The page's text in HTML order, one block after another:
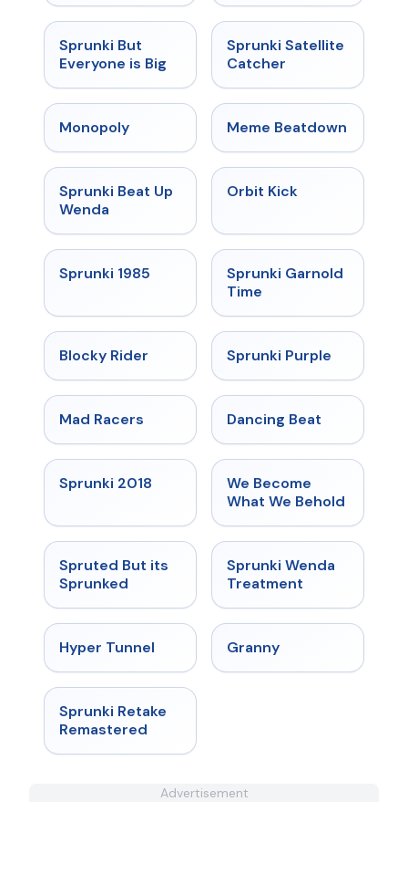
Sprunki But
Everyone is Big
★ 4.4
Sprunki Satellite
Catcher
Monopoly ★ 4.4
Meme Beatdown
★ 4.8
Sprunki Beat Up
Wenda
Orbit Kick
★
Sprunki 1985 ★ 4.6
Sprunki Garnold
Time
★
Blocky Rider ★ 4.4
Sprunki Purple
★
Mad Racers ★
Dancing Beat
★
Sprunki 2018 ★
We Become
What We Behold
★ 4.6
Spruted But its
Sprunked
★ 4.9
Sprunki Wenda
Treatment
★
Hyper Tunnel Granny
★
Sprunki Retake
Remastered
Advertisement